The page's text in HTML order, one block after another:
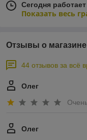
Сегодня
Показать весь
Отзывы о магазине
44 отзывов за всё
Олег
Олег